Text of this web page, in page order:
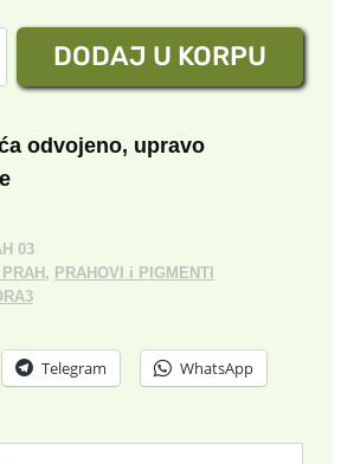
cena
1,000.00 rsd.
cena
je:
DODAJ U KORPU
odvojeno, upravo
03
, PRAHOVI i PIGMENTI
Telegram WhatsApp